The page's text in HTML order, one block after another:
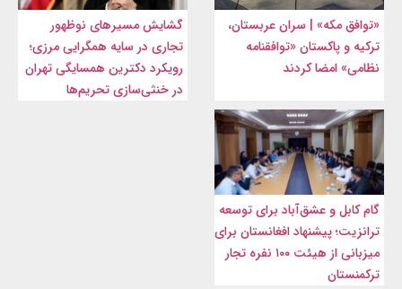
«توافق مکه» | سران عربستان،
ترکیه و پاکستان «توافقنامه
نظامی» امضا کردند
گشایش مسیرهای نوظهور
تجاری در سایه همگرایی مرزی؛
رویکرد دکترین همسایگی تهران
در خنثی‌سازی تحریم‌ها
گام کابل و عشق‌آباد برای توسعه
ترانزیت؛ پیشنهاد افغانستان برای
میزبانی از هیئت ۱۰۰ نفره تجار
ترکمنستان